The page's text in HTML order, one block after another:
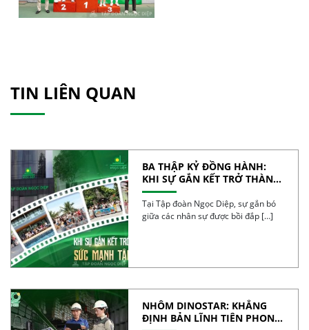
TIN LIÊN QUAN
BA THẬP KỶ ĐỒNG HÀNH:
KHI SỰ GẮN KẾT TRỞ THÀNH
SỨC MẠNH TẬP THỂ
Tại Tập đoàn Ngọc Diệp, sự gắn bó
giữa các nhân sự được bồi đắp […]
NHÔM DINOSTAR: KHẲNG
ĐỊNH BẢN LĨNH TIÊN PHONG